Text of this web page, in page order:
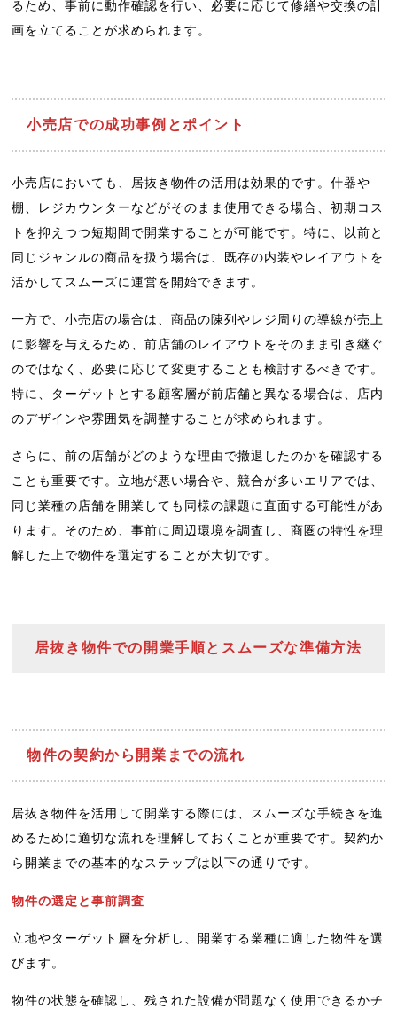
るため、事前に動作確認を行い、必要に応じて修繕や交換の計
画を立てることが求められます。
小売店での成功事例とポイント
小売店においても、居抜き物件の活用は効果的です。什器や
棚、レジカウンターなどがそのまま使用できる場合、初期コス
トを抑えつつ短期間で開業することが可能です。特に、以前と
同じジャンルの商品を扱う場合は、既存の内装やレイアウトを
活かしてスムーズに運営を開始できます。
一方で、小売店の場合は、商品の陳列やレジ周りの導線が売上
に影響を与えるため、前店舗のレイアウトをそのまま引き継ぐ
のではなく、必要に応じて変更することも検討するべきです。
特に、ターゲットとする顧客層が前店舗と異なる場合は、店内
のデザインや雰囲気を調整することが求められます。
さらに、前の店舗がどのような理由で撤退したのかを確認する
ことも重要です。立地が悪い場合や、競合が多いエリアでは、
同じ業種の店舗を開業しても同様の課題に直面する可能性があ
ります。そのため、事前に周辺環境を調査し、商圏の特性を理
解した上で物件を選定することが大切です。
居抜き物件での開業手順とスムーズな準備方法
物件の契約から開業までの流れ
居抜き物件を活用して開業する際には、スムーズな手続きを進
めるために適切な流れを理解しておくことが重要です。契約か
ら開業までの基本的なステップは以下の通りです。
物件の選定と事前調査
立地やターゲット層を分析し、開業する業種に適した物件を選
びます。
物件の状態を確認し、残された設備が問題なく使用できるかチ